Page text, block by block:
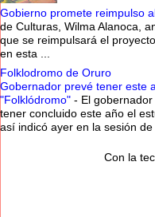
Gobierno promete reimpulso
de Culturas, Wilma Alanoca,
que se reimpulsará el
en esta ...
Folklodromo de Oruro
Gobernador prevé tener este
"Folklódromo" - El
tener concluido este año el
así indicó ayer en la sesión de
Con la